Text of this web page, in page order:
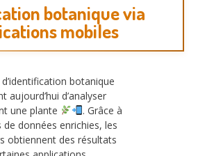
botanique via
mobiles
botanique
aujourd’hui d’analyser
une plante
. Grâce à
de données enrichies, les
obtiennent des résultats